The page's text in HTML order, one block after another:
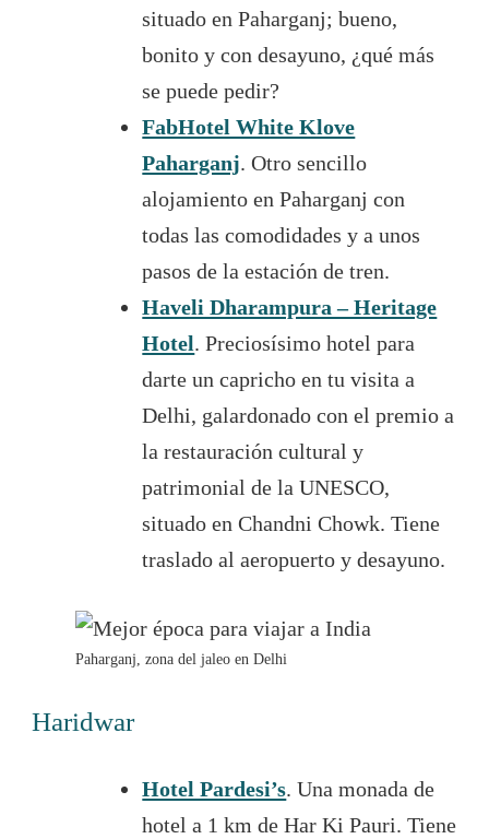
situado en Paharganj; bueno,
bonito y con desayuno, ¿qué más
se puede pedir?
FabHotel White Klove
Paharganj. Otro sencillo
alojamiento en Paharganj con
todas las comodidades y a unos
pasos de la estación de tren.
Haveli Dharampura – Heritage
Hotel. Preciosísimo hotel para
darte un capricho en tu visita a
Delhi, galardonado con el premio a
la restauración cultural y
patrimonial de la UNESCO,
situado en Chandni Chowk. Tiene
traslado al aeropuerto y desayuno.
Paharganj, zona del jaleo en Delhi
Haridwar
Hotel Pardesi’s. Una monada de
hotel a 1 km de Har Ki Pauri. Tiene